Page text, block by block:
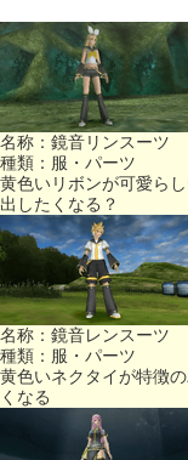
名称：鏡音リンスーツ
種類：服・パーツ
黄色いリボンが可愛ら
出したくなる？
名称：鏡音レンスーツ
種類：服・パーツ
黄色いネクタイが特徴
くなる